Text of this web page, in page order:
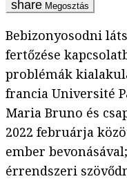
Megosztás
Bebizonyosodni
fertőzése
problémák
francia Université
Maria Bruno és
2022 februárja
ember
érrendszeri